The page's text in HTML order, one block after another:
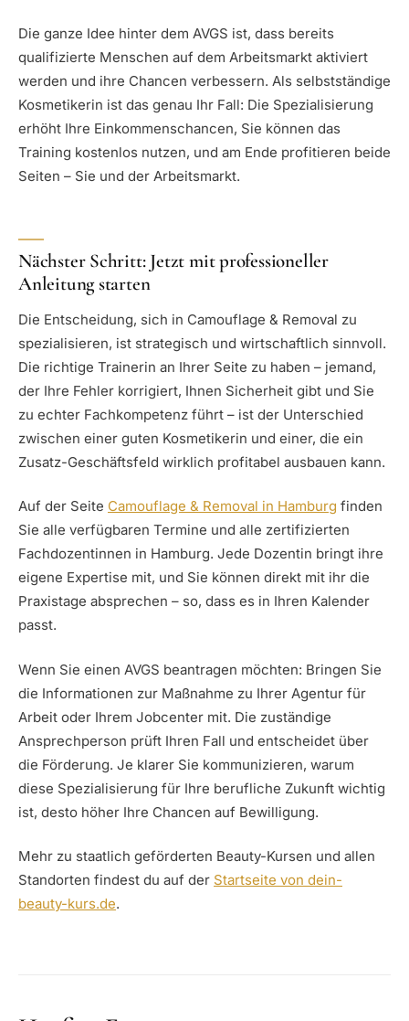
Die ganze Idee hinter dem AVGS ist, dass bereits
qualifizierte Menschen auf dem Arbeitsmarkt aktiviert
werden und ihre Chancen verbessern. Als selbstständige
Kosmetikerin ist das genau Ihr Fall: Die Spezialisierung
erhöht Ihre Einkommenschancen, Sie können das
Training kostenlos nutzen, und am Ende profitieren beide
Seiten – Sie und der Arbeitsmarkt.
Nächster Schritt: Jetzt mit professioneller
Anleitung starten
Die Entscheidung, sich in Camouflage & Removal zu
spezialisieren, ist strategisch und wirtschaftlich sinnvoll.
Die richtige Trainerin an Ihrer Seite zu haben – jemand,
der Ihre Fehler korrigiert, Ihnen Sicherheit gibt und Sie
zu echter Fachkompetenz führt – ist der Unterschied
zwischen einer guten Kosmetikerin und einer, die ein
Zusatz-Geschäftsfeld wirklich profitabel ausbauen kann.
Auf der Seite Camouflage & Removal in Hamburg finden
Sie alle verfügbaren Termine und alle zertifizierten
Fachdozentinnen in Hamburg. Jede Dozentin bringt ihre
eigene Expertise mit, und Sie können direkt mit ihr die
Praxistage absprechen – so, dass es in Ihren Kalender
passt.
Wenn Sie einen AVGS beantragen möchten: Bringen Sie
die Informationen zur Maßnahme zu Ihrer Agentur für
Arbeit oder Ihrem Jobcenter mit. Die zuständige
Ansprechperson prüft Ihren Fall und entscheidet über
die Förderung. Je klarer Sie kommunizieren, warum
diese Spezialisierung für Ihre berufliche Zukunft wichtig
ist, desto höher Ihre Chancen auf Bewilligung.
Mehr zu staatlich geförderten Beauty-Kursen und allen
Standorten findest du auf der Startseite von dein-
beauty-kurs.de.